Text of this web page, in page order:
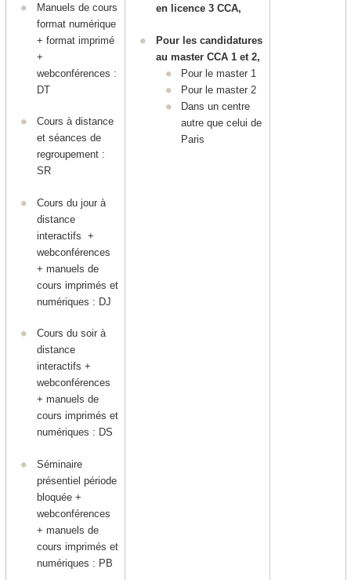
Manuels de cours
format numérique
+ format imprimé
+
webconférences :
DT
Cours à distance
et séances de
regroupement :
SR
Cours du jour à
distance
interactifs +
webconférences
+ manuels de
cours imprimés et
numériques : DJ
Cours du soir à
distance
interactifs +
webconférences
+ manuels de
cours imprimés et
numériques : DS
Séminaire
présentiel période
bloquée +
webconférences
+ manuels de
cours imprimés et
numériques : PB
en licence 3 CCA,
Pour les candidatures
au master CCA 1 et 2,
Pour le master 1
Pour le master 2
Dans un centre
autre que celui de
Paris